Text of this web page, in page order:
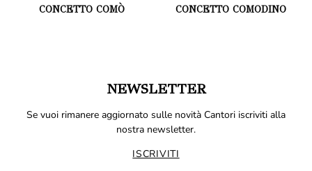
CONCETTO COMÒ CONCETTO COMODINO
NEWSLETTER
Se vuoi rimanere aggiornato sulle novità Cantori iscriviti alla
nostra newsletter.
ISCRIVITI